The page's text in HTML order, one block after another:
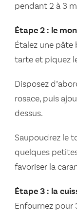
pendant 2 à 3
Étape 2 : le
Étalez une pâte
tarte et piquez
Disposez
rosace, puis
dessus.
Saupoudrez le
quelques
favoriser la
Étape 3 : la
Enfournez pour